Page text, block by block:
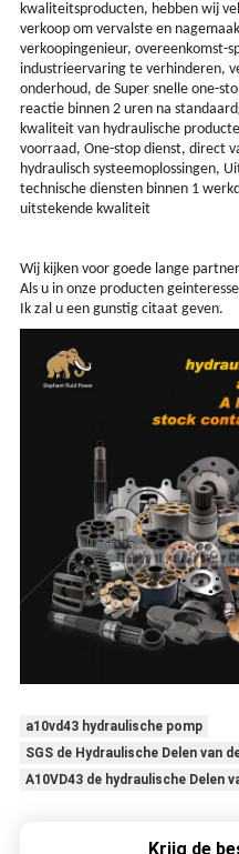
kwaliteitsproducten, hebben wij
verkoop om vervalste en
verkoopingenieur, overeenkomst-
industrieervaring te verhinderen,
onderhoud, de Super snelle one-
reactie binnen 2 uren na
kwaliteit van hydraulische
voorraad, One-stop dienst, direct
hydraulisch systeemoplossingen,
technische diensten binnen 1
uitstekende kwaliteit
Wij kijken voor goede lange
Als u in onze producten
Ik zal u een gunstig citaat geven.
a10vd43 hydraulische pomp
SGS de Hydraulische Delen van
A10VD43 de hydraulische Delen
Krijg de